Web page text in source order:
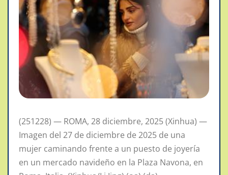
(251228) — ROMA, 28 diciembre, 2025 (Xinhua) —
Imagen del 27 de diciembre de 2025 de una
mujer caminando frente a un puesto de joyería
en un mercado navideño en la Plaza Navona, en